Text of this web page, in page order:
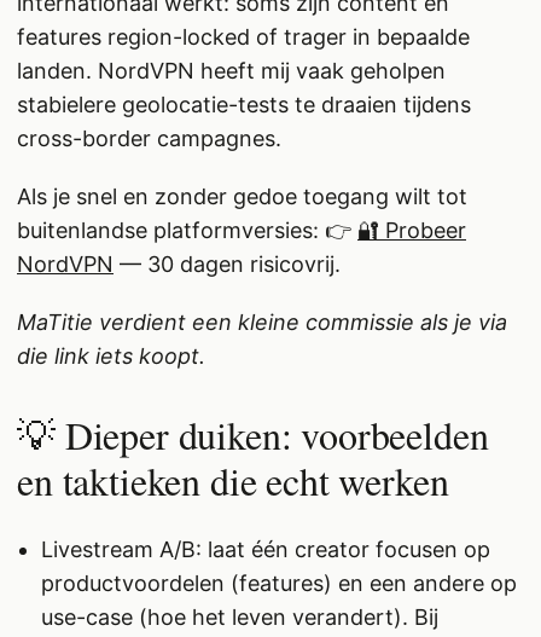
features region-locked of trager in bepaalde
landen. NordVPN heeft mij vaak geholpen
stabielere geolocatie-tests te draaien tijdens
cross-border campagnes.
Als je snel en zonder gedoe toegang wilt tot
buitenlandse platformversies: 👉 🔐 Probeer
NordVPN — 30 dagen risicovrij.
MaTitie verdient een kleine commissie als je via
die link iets koopt.
💡 Dieper duiken: voorbeelden
en taktieken die echt werken
Livestream A/B: laat één creator focusen op
productvoordelen (features) en een andere op
use-case (hoe het leven verandert). Bij